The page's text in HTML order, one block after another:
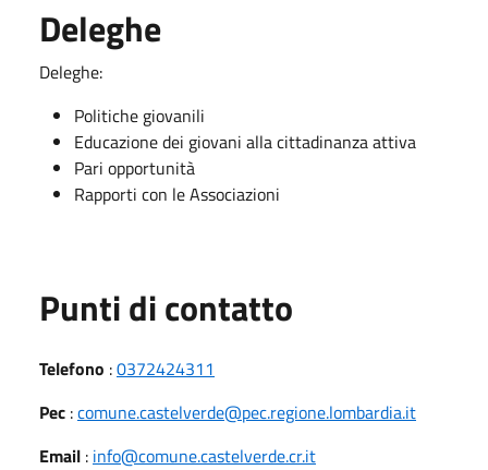
Deleghe
Deleghe:
Politiche giovanili
Educazione dei giovani alla cittadinanza attiva
Pari opportunità
Rapporti con le Associazioni
Punti di contatto
Telefono :0372424311
Pec :comune.castelverde@pec.regione.lombardia.it
Email : info@comune.castelverde.cr.it